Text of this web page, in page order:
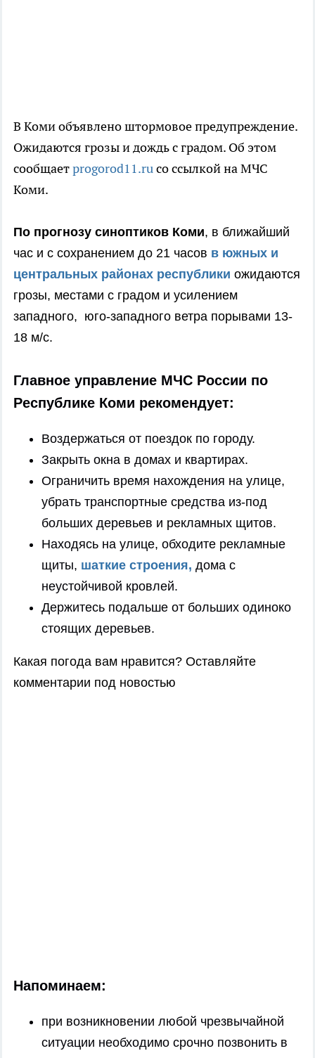
В Коми объявлено штормовое предупреждение.
Ожидаются грозы и дождь с градом. Об этом
сообщаетprogorod11.ruсо ссылкой на МЧС
Коми.
По прогнозу синоптиков Коми, в ближайший
час и с сохранением до 21 часов в южных и
центральных районах республики ожидаются
грозы, местами с градом и усилением
западного, юго-западного ветра порывами 13-
18 м/с.
Главное управление МЧС России по
Республике Коми рекомендует:
Воздержаться от поездок по городу.
Закрыть окна в домах и квартирах.
Ограничить время нахождения на улице,
убрать транспортные средства из-под
больших деревьев и рекламных щитов.
Находясь на улице, обходите рекламные
щиты, шаткие строения, дома с
неустойчивой кровлей.
Держитесь подальше от больших одиноко
стоящих деревьев.
Какая погода вам нравится? Оставляйте
комментарии под новостью
Напоминаем:
при возникновении любой чрезвычайной
ситуации необходимо срочно позвонить в